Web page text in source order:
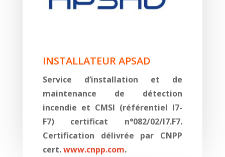
INSTALLATEUR APSAD
Service d’installation et de
maintenance de détection
incendie et CMSI (référentiel I7-
F7) certificat n°082/02/I7.F7.
Certification délivrée par CNPP
cert.www.cnpp.com.